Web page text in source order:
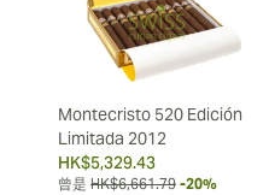
Montecristo 520 Edición
Limitada 2012
HK$5,329.43
曾是 HK$6,661.79 -20%